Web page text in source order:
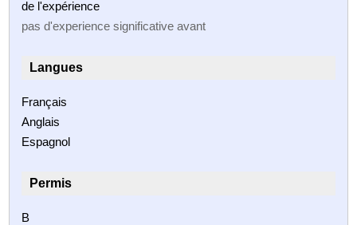
de l'expérience
pas d'experience significative avant
Langues
Français
Anglais
Espagnol
Permis
B